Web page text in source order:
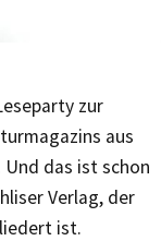
zur
aus
das ist schon
Verlag, der
ist.